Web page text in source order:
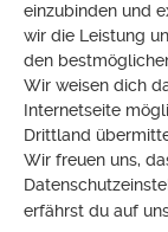
ist
einzubinden und
wir die Leistung
den
Wir weisen dich
Internetseite
Drittland
Wir freuen uns,
erfährst du auf